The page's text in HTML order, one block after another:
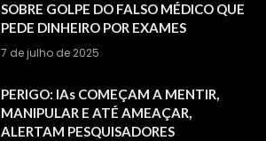
SOBRE GOLPE DO FALSO MÉDICO QUE
PEDE DINHEIRO POR EXAMES
7 de julho de 2025
PERIGO: IAs COMEÇAM A MENTIR,
MANIPULAR E ATÉ AMEAÇAR,
ALERTAM PESQUISADORES